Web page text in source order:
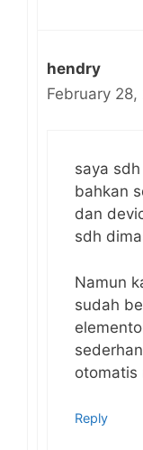
hendry
February
saya
bahkan
dan
sdh
Namun
sudah
otomatis
Reply